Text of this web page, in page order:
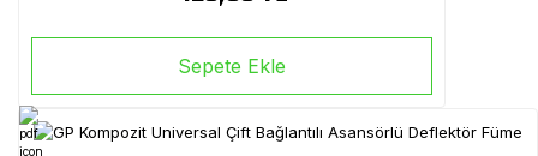
Sepete Ekle